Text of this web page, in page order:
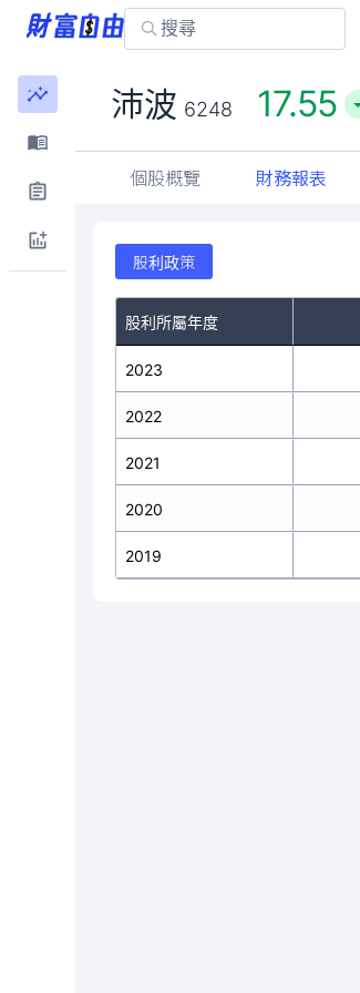
沛波 6248 17.55
個股概覽 財務報表
股利政策
股利所屬年度
2023
2022
2021
2020
2019